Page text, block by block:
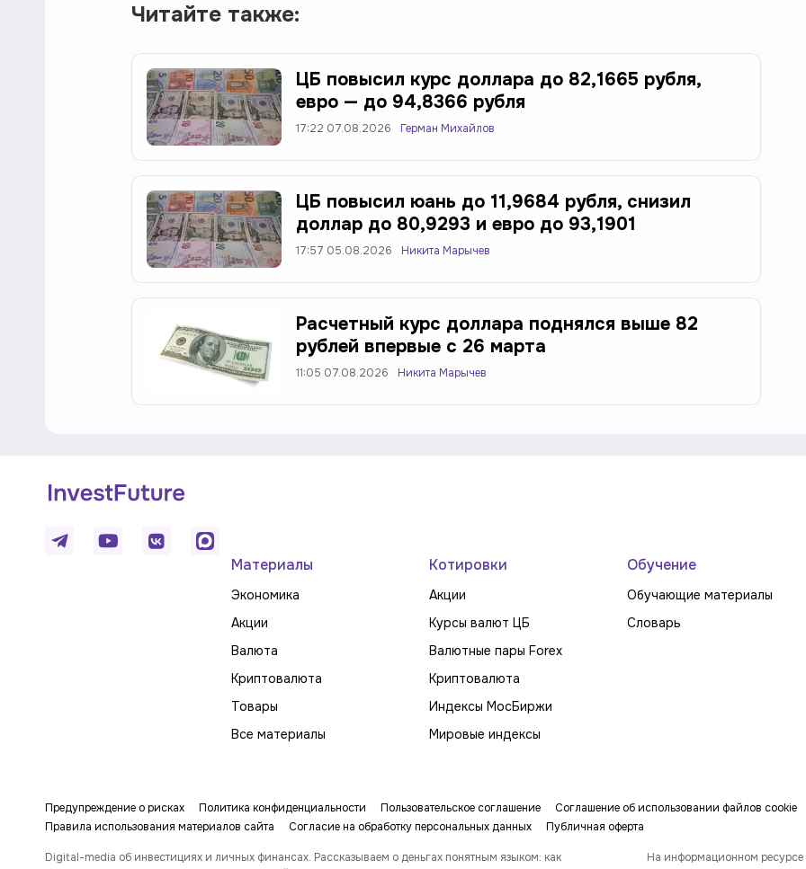
Читайте также:
ЦБ повысил курс доллара до 82,1665 рубля,
евро — до 94,8366 рубля
17:22 07.08.2026 Герман Михайлов
ЦБ повысил юань до 11,9684 рубля, снизил
доллар до 80,9293 и евро до 93,1901
17:57 05.08.2026 Никита Марычев
Расчетный курс доллара поднялся выше 82
рублей впервые с 26 марта
11:05 07.08.2026 Никита Марычев
Материалы
Экономика
Акции
Валюта
Криптовалюта
Товары
Все материалы
Котировки
Акции
Курсы валют ЦБ
Валютные пары Forex
Криптовалюта
Индексы МосБиржи
Мировые индексы
Обучение
Обучающие материалы
Словарь
Предупреждение о рисках Политика конфиденциальности Пользовательское соглашение Соглашение об использовании файлов cookie
Правила использования материалов сайта
Согласие на обработку персональных данных Публичная оферта
Digital-media об инвестициях и личных финансах. Рассказываем о деньгах понятным языком: как
На информационном ресурсе